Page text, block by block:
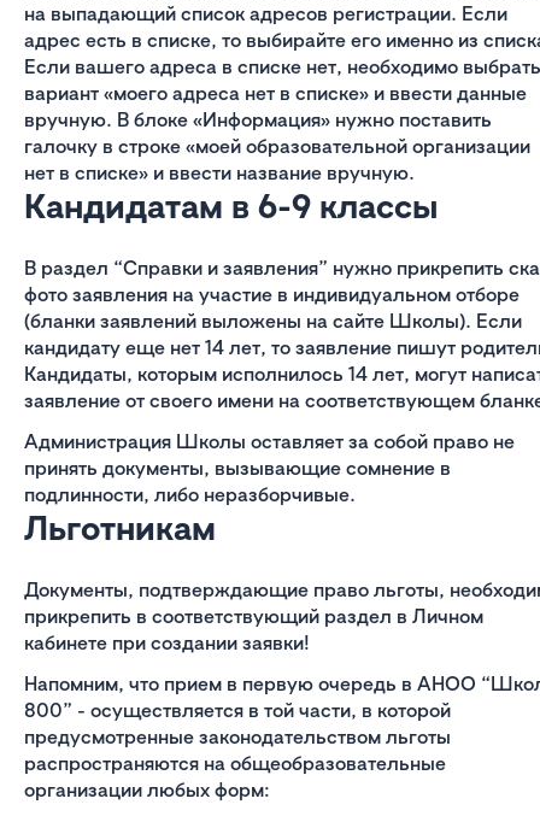
на выпадающий список адресов регистрации. Если
адрес есть в списке, то выбирайте его именно из
Если вашего адреса в списке нет, необходимо выбрать
вариант «моего адреса нет в списке» и ввести данные
вручную. В блоке «Информация» нужно поставить
галочку в строке «моей образовательной организации
нет в списке» и ввести название вручную.
Кандидатам в 6-9 классы
В раздел “Справки и заявления” нужно прикрепить
фото заявления на участие в индивидуальном отборе
(бланки заявлений выложены на сайте Школы). Если
кандидату еще нет 14 лет, то заявление пишут
Кандидаты, которым исполнилось 14 лет, могут
заявление от своего имени на соответствующем
Администрация Школы оставляет за собой право не
принять документы, вызывающие сомнение в
подлинности, либо неразборчивые.
Льготникам
Документы, подтверждающие право льготы,
прикрепить в соответствующий раздел в Личном
кабинете при создании заявки!
Напомним, что прием в первую очередь в АНОО
800” - осуществляется в той части, в которой
предусмотренные законодательством льготы
распространяются на общеобразовательные
организации любых форм: